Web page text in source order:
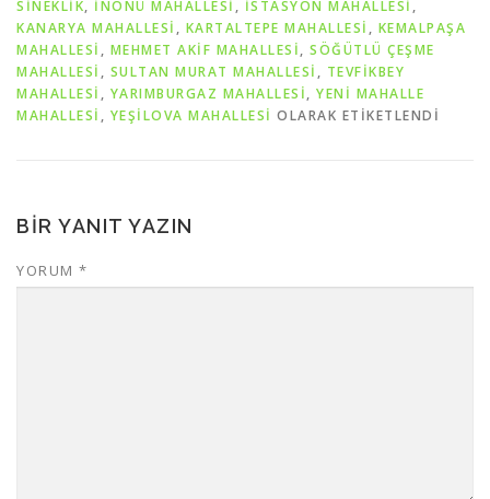
SINEKLIK, İNÖNÜ MAHALLESİ , İSTASYON MAHALLESİ ,
KANARYA MAHALLESİ , KARTALTEPE MAHALLESİ , KEMALPAŞA
MAHALLESİ , MEHMET AKİF MAHALLESİ, SÖĞÜTLÜ ÇEŞME
MAHALLESİ , SULTAN MURAT MAHALLESİ , TEVFİKBEY
MAHALLESİ , YARIMBURGAZ MAHALLESİ, YENİ MAHALLE
MAHALLESİ , YEŞİLOVA MAHALLESİ OLARAK ETIKETLENDI
BIR YANIT YAZIN
YORUM *